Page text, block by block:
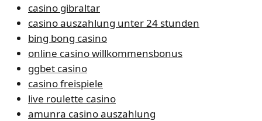
casino gibraltar
casino auszahlung unter 24 stunden
bing bong casino
online casino willkommensbonus
ggbet casino
casino freispiele
live roulette casino
amunra casino auszahlung